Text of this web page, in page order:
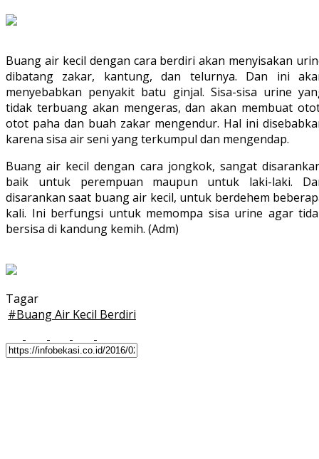
Buang air kecil dengan cara berdiri akan menyisakan
dibatang zakar, kantung, dan telurnya. Dan ini
menyebabkan penyakit batu ginjal. Sisa-sisa urine
tidak terbuang akan mengeras, dan akan membuat
otot paha dan buah zakar mengendur. Hal ini
karena sisa air seni yang terkumpul dan mengendap.
Buang air kecil dengan cara jongkok, sangat
baik untuk perempuan maupun untuk laki-laki.
disarankan saat buang air kecil, untuk berdehem
kali. Ini berfungsi untuk memompa sisa urine agar
bersisa di kandung kemih. (Adm)
Tagar
#Buang Air Kecil Berdiri